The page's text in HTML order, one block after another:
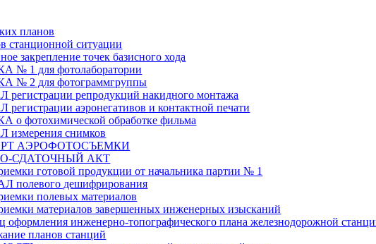
планов
станционной ситуации
закрепление точек базисного хода
№ 1 для фотолаборатории
№ 2 для фотограммгруппы
репродукций накидного монтажа
аэронегативов и контактной печати
о фотохимической обработке фильма
снимков
АЭРОФОТОСЪЕМКИ
СДАТОЧНЫЙ АКТ
готовой продукции от начальника партии № 1
полевого дешифрирования
полевых материалов
материалов завершенных инженерных изысканий
оформления инженерно-топографического плана железнодорожной
планов станций